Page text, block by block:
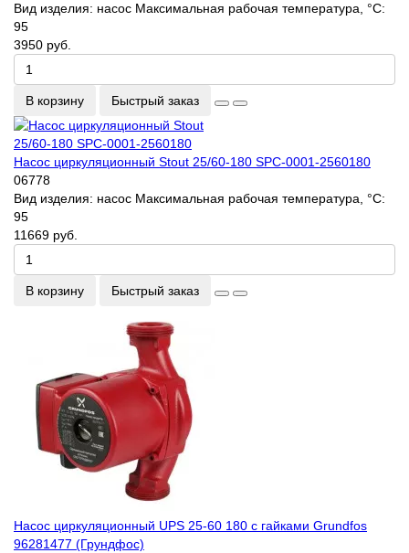
Вид изделия: насос Максимальная рабочая температура, °С:
95
3950 руб.
В корзину Быстрый заказ
Насос циркуляционный Stout 25/60-180 SPC-0001-2560180
06778
Вид изделия: насос Максимальная рабочая температура, °С:
95
11669 руб.
В корзину Быстрый заказ
Насос циркуляционный UPS 25-60 180 с гайками Grundfos
96281477 (Грундфос)